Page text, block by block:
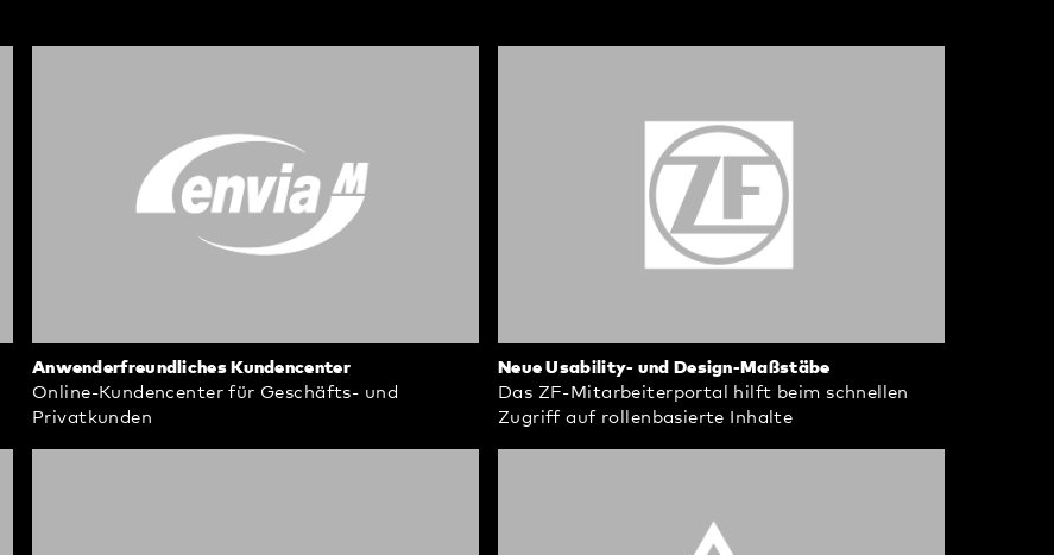
Anwenderfreundliches Kundencenter
Online-Kundencenter für Geschäfts- und
Privatkunden
Neue Usability- und Design-Maßstäbe
Das ZF-Mitarbeiterportal hilft beim schnellen
Zugriff auf rollenbasierte Inhalte